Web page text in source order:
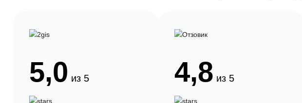
5,0 из 5 4,8 из 5